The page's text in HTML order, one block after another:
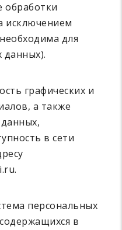
исключением
для
данных).
графических и
а также
в сети
персональных
в